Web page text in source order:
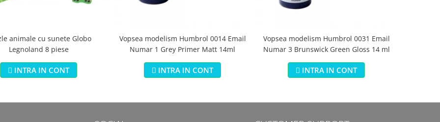
animale cu sunete Globo
Legnoland 8 piese
INTRA IN CONT
Vopsea modelism Humbrol 0014 Email
Numar 1 Grey Primer Matt 14ml
INTRA IN CONT
Vopsea modelism Humbrol 0031 Email
Numar 3 Brunswick Green Gloss 14 ml
INTRA IN CONT